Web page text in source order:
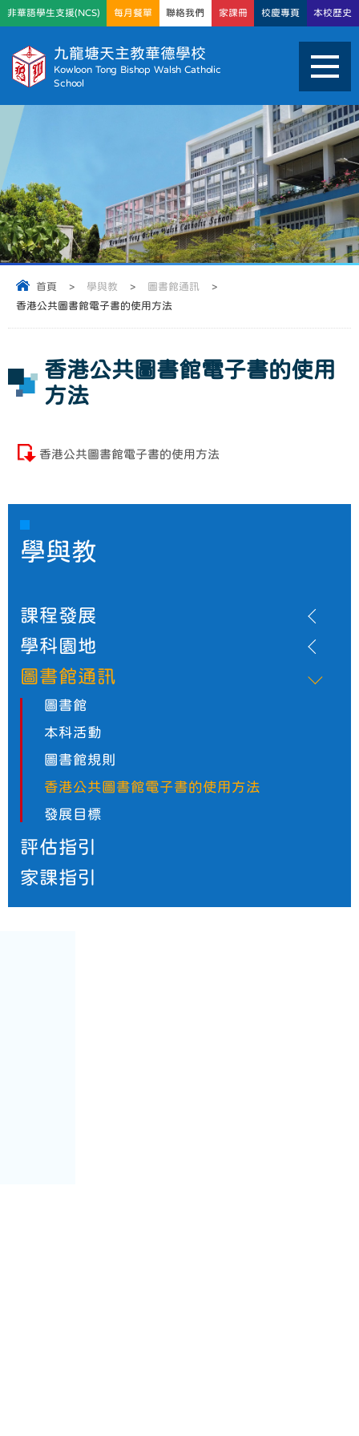
九龍塘天主教華德學校
Kowloon Tong Bishop Walsh Catholic
School
非華語學生支援(NCS) 每月餐單 聯絡我們 家課冊 校慶專頁 本校歷史
首頁 > 學與教 > 圖書館通訊
>
香港公共圖書館電子書的使用方法
香港公共圖書館電子書的使用
方法
香港公共圖書館電子書的使用方法
學與教
課程發展
學科園地
圖書館通訊
圖書館
本科活動
圖書館規則
香港公共圖書館電子書的使用方法
發展目標
評估指引
家課指引